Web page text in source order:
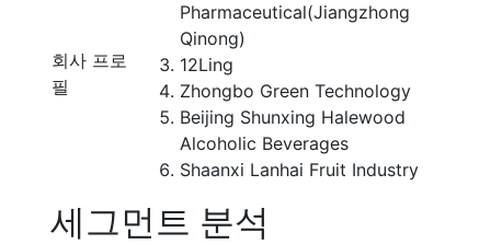
회사 프로
필
Pharmaceutical(Jiangzhong
Qinong)
12Ling
Zhongbo Green Technology
Beijing Shunxing Halewood
Alcoholic Beverages
Shaanxi Lanhai Fruit Industry
세그먼트 분석